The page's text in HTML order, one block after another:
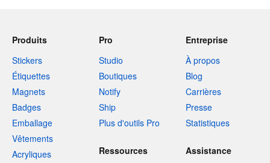
Produits
Stickers
Étiquettes
Magnets
Badges
Emballage
Vêtements
Acryliques
Pro
Studio
Boutiques
Notify
Ship
Plus d'outils Pro
Entreprise
À propos
Blog
Carrières
Presse
Statistiques
Ressources
Assistance